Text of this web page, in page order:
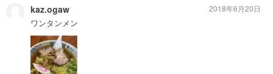
kaz.ogaw
ワンタンメン
2018年6月20日